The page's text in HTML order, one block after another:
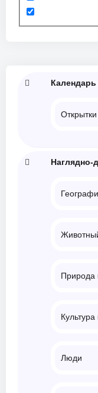
Открытки
Наглядно-
Природа
Культура
Люди